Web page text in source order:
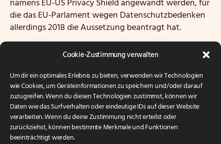
Cookie-Zustimmung verwalten
Um dir ein optimales Erlebnis zu bieten, verwenden wir Technologien
wie Cookies, um Geräteinformationen zu speichern und/oder darauf
zuzugreifen. Wenn du diesen Technologien zustimmst, können wir
Daten wie das Surfverhalten oder eindeutige IDs auf dieser Website
verarbeiten. Wenn du deine Zustimmung nicht erteilst oder
zurückziehst, können bestimmte Merkmale und Funktionen
beeinträchtigt werden.
namens EU-US Privacy Shield angewandt werden, für
die das EU-Parlament wegen Datenschutzbedenken
allerdings 2018 die Aussetzung beantragt hat.
Google ist dazu imstande, die hochgeladenen Daten
innerhalb des gesetzlichen Rahmens nach gutdünken
zu verwenden. Zudem ist nicht bekannt, ob die Daten
Serverseitig verschlüsselt sind.
Neben der Datenschutzproblematik gibt es weitere
Einschränkungen die Google Drive mit sich bringt. So
ist bspw. der Kundensupport ausschließlich